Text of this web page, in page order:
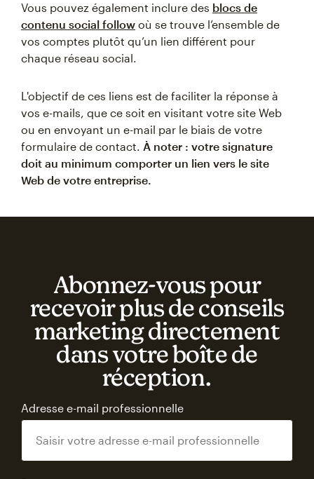
Vous pouvez également inclure des blocs de
contenu social follow où se trouve l’ensemble de
vos comptes plutôt qu’un lien différent pour
chaque réseau social.
L'objectif de ces liens est de faciliter la réponse à
vos e-mails, que ce soit en visitant votre site Web
ou en envoyant un e-mail par le biais de votre
formulaire de contact. À noter : votre signature
doit au minimum comporter un lien vers le site
Web de votre entreprise.
Abonnez‑vous pour
recevoir plus de conseils
marketing directement
dans votre boîte de
réception.
Adresse e-mail professionnelle